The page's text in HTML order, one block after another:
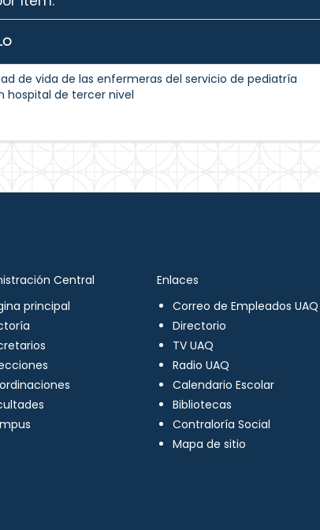
de vida de las enfermeras del servicio de pediatría
hospital de tercer nivel
Central
principal
Enlaces
Correo de Empleados UAQ
Directorio
TV UAQ
Radio UAQ
Calendario Escolar
Bibliotecas
Contraloría Social
Mapa de sitio